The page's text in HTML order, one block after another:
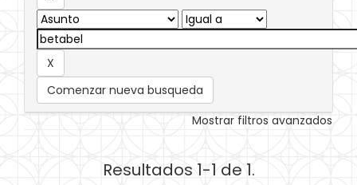
Comenzar nueva busqueda
Mostrar filtros avanzados
Resultados 1-1 de 1.